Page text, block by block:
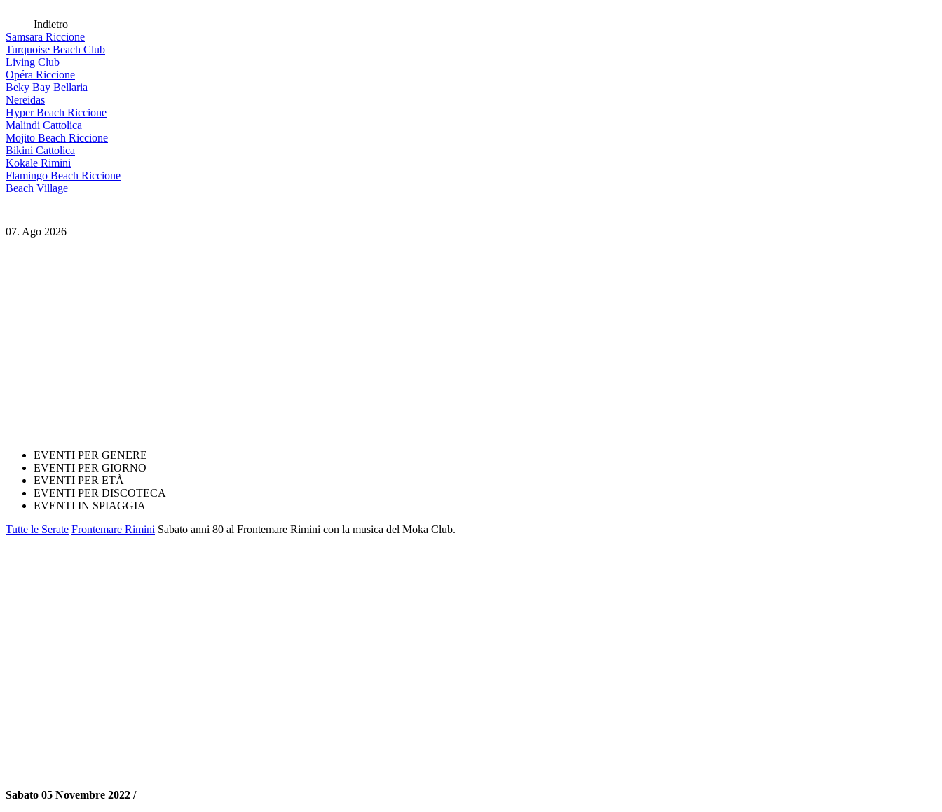
Indietro
Samsara Riccione
Turquoise Beach Club
Living Club
Opéra Riccione
Beky Bay Bellaria
Nereidas
Hyper Beach Riccione
Malindi Cattolica
Mojito Beach Riccione
Bikini Cattolica
Kokale Rimini
Flamingo Beach Riccione
Beach Village
07. Ago 2026
EVENTI PER GENERE
EVENTI PER GIORNO
EVENTI PER ETÀ
EVENTI PER DISCOTECA
EVENTI IN SPIAGGIA
Tutte le Serate Frontemare Rimini Sabato anni 80 al Frontemare Rimini con la musica del Moka Club.
Sabato 05 Novembre 2022 /